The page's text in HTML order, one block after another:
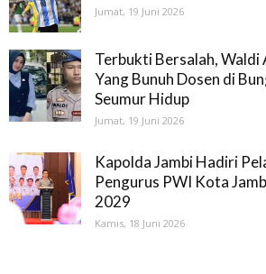
Jumat, 19 Juni 2026
Terbukti Bersalah,
Yang Bunuh Dosen di
Seumur Hidup
Jumat, 19 Juni 2026
Kapolda Jambi Hadiri
Pengurus PWI Kota
2029
Kamis, 18 Juni 2026